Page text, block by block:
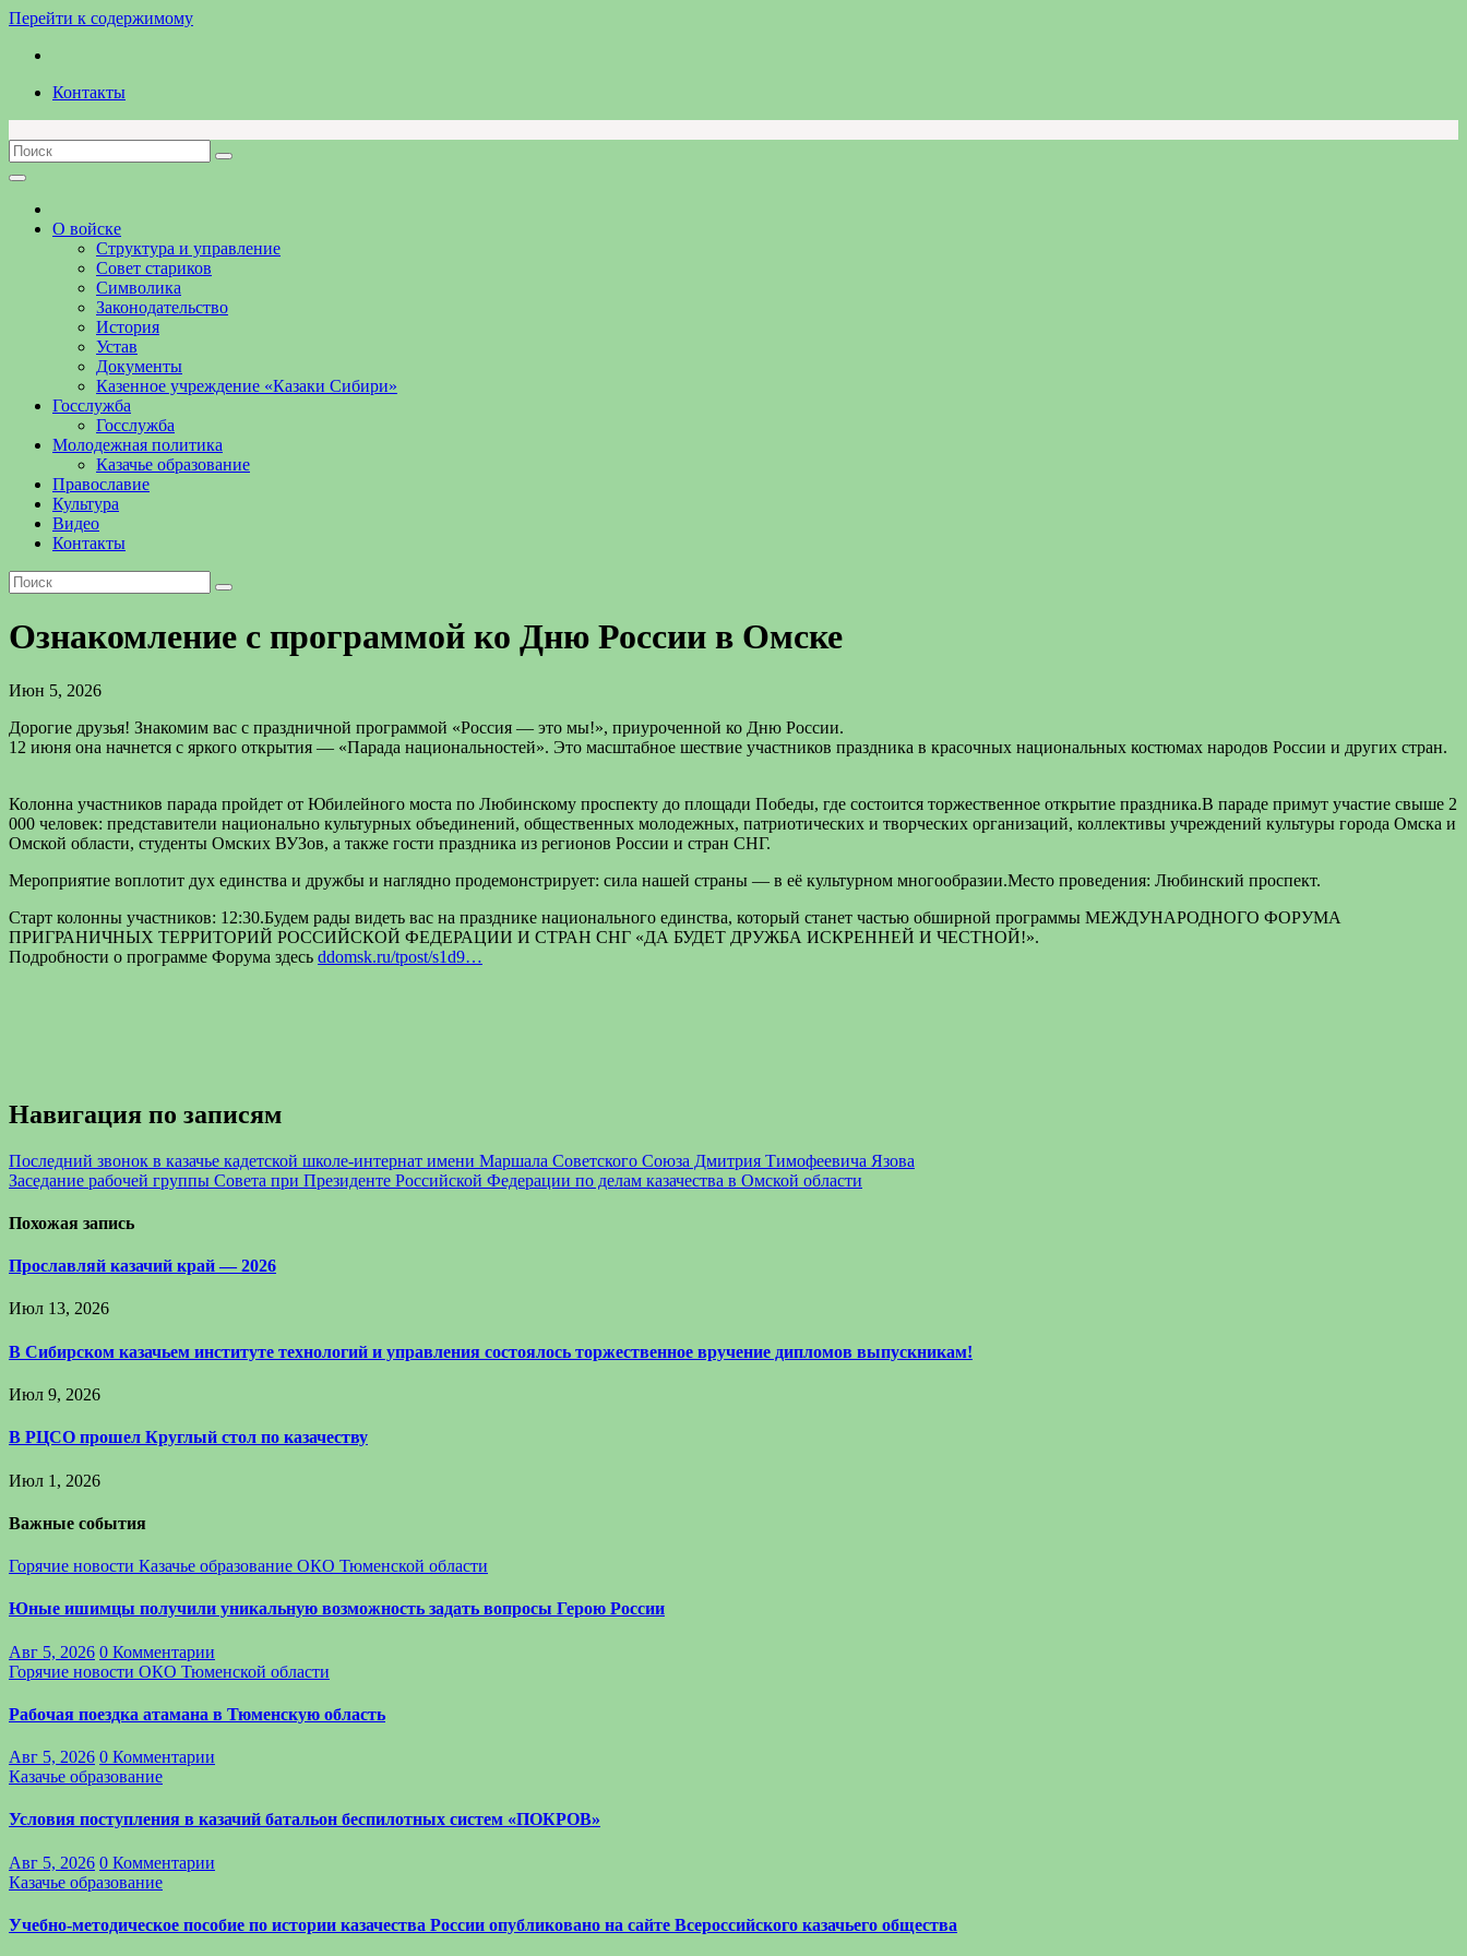
Перейти к содержимому
Контакты
О войске
Структура и управление
Совет стариков
Символика
Законодательство
История
Устав
Документы
Казенное учреждение «Казаки Сибири»
Госслужба
Госслужба
Молодежная политика
Казачье образование
Православие
Культура
Видео
Контакты
Ознакомление с программой ко Дню России в Омске
Июн 5, 2026
Дорогие друзья! Знакомим вас с праздничной программой «Россия — это мы!», приуроченной ко Дню России.
12 июня она начнется с яркого открытия — «Парада национальностей». Это масштабное шествие участников праздника в красочных национальных костюмах народов России и других стран.
Колонна участников парада пройдет от Юбилейного моста по Любинскому проспекту до площади Победы, где состоится торжественное открытие праздника.В параде примут участие свыше 2
000 человек: представители национально культурных объединений, общественных молодежных, патриотических и творческих организаций, коллективы учреждений культуры города Омска и
Омской области, студенты Омских ВУЗов, а также гости праздника из регионов России и стран СНГ.
Мероприятие воплотит дух единства и дружбы и наглядно продемонстрирует: сила нашей страны — в её культурном многообразии.Место проведения: Любинский проспект.
Старт колонны участников: 12:30.Будем рады видеть вас на празднике национального единства, который станет частью обширной программы МЕЖДУНАРОДНОГО ФОРУМА
ПРИГРАНИЧНЫХ ТЕРРИТОРИЙ РОССИЙСКОЙ ФЕДЕРАЦИИ И СТРАН СНГ «ДА БУДЕТ ДРУЖБА ИСКРЕННЕЙ И ЧЕСТНОЙ!».
Подробности о программе Форума здесь ddomsk.ru/tpost/s1d9…
Навигация по записям
Последний звонок в казачье кадетской школе-интернат имени Маршала Советского Союза Дмитрия Тимофеевича Язова
Заседание рабочей группы Совета при Президенте Российской Федерации по делам казачества в Омской области
Похожая запись
Прославляй казачий край — 2026
Июл 13, 2026
В Сибирском казачьем институте технологий и управления состоялось торжественное вручение дипломов выпускникам!
Июл 9, 2026
В РЦСО прошел Круглый стол по казачеству
Июл 1, 2026
Важные события
Горячие новости Казачье образование ОКО Тюменской области
Юные ишимцы получили уникальную возможность задать вопросы Герою России
Авг 5, 2026 0 Комментарии
Горячие новости ОКО Тюменской области
Рабочая поездка атамана в Тюменскую область
Авг 5, 2026 0 Комментарии
Казачье образование
Условия поступления в казачий батальон беспилотных систем «ПОКРОВ»
Авг 5, 2026 0 Комментарии
Казачье образование
Учебно-методическое пособие по истории казачества России опубликовано на сайте Всероссийского казачьего общества